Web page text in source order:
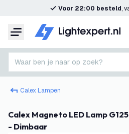
Voor 22:00 besteld,
Menu
Waar ben je naar op zoek?
Calex Lampen
Calex Magneto LED Lamp G125 - E27 - 4W - Titanium
- Dimbaar